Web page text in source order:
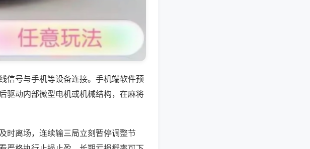
信号与手机等设备连接。手机端软件预
驱动内部微型电机或机械结构，在麻将
时离场，连续输三局立刻暂停调整节